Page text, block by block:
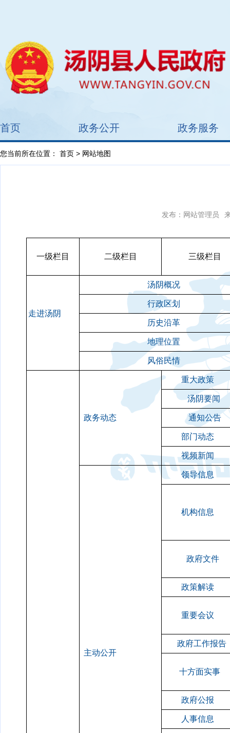
首页 政务公开 政务服务
您当前所在位置： 首页 > 网站地图
发布：网站管理员
一级栏目 二级栏目 三级栏目
走进汤阴
汤阴概况
行政区划
历史沿革
地理位置
风俗民情
政务动态
重大政策
汤阴要闻
通知公告
部门动态
视频新闻
主动公开
领导信息
机构信息
政府文件
政策解读
重要会议
政府工作报告
十方面实事
政府公报
人事信息